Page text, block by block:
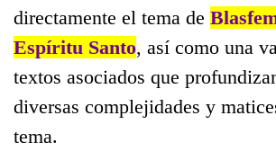
directamente el tema de
Espíritu Santo, así como una
textos asociados que
diversas complejidades y
tema.